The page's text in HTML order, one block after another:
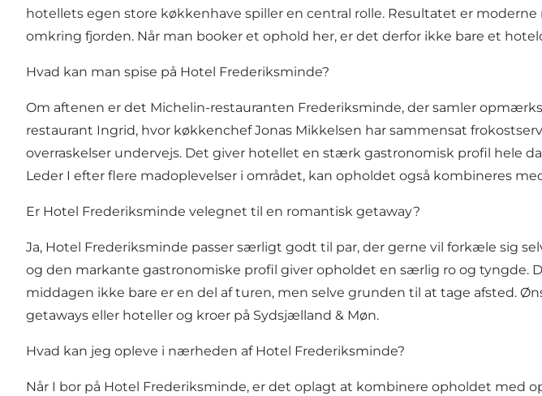
hotellets egen store køkkenhave spiller en central rolle. Resultatet er
omkring fjorden. Når man booker et ophold her, er det derfor ikke bare et
Hvad kan man spise på Hotel Frederiksminde?
Om aftenen er det Michelin-restauranten Frederiksminde, der samler
restaurant Ingrid, hvor køkkenchef Jonas Mikkelsen har sammensat
overraskelser undervejs. Det giver hotellet en stærk gastronomisk profil hele
Leder I efter flere madoplevelser i området, kan opholdet også kombineres
Er Hotel Frederiksminde velegnet til en romantisk getaway?
Ja, Hotel Frederiksminde passer særligt godt til par, der gerne vil forkæle sig
og den markante gastronomiske profil giver opholdet en særlig ro og tyngde.
middagen ikke bare er en del af turen, men selve grunden til at tage afsted.
getaways eller hoteller og kroer på Sydsjælland & Møn.
Hvad kan jeg opleve i nærheden af Hotel Frederiksminde?
Når I bor på Hotel Frederiksminde, er det oplagt at kombinere opholdet med